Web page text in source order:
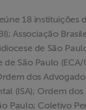
18 instituições
Associação
de São
de São Paulo
dos
(ISA); Ordem
Paulo; Coletivo